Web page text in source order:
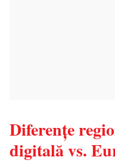
Diferențe
digitală vs.